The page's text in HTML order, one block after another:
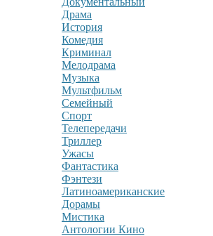
Драма
История
Комедия
Криминал
Мелодрама
Музыка
Мультфильм
Семейный
Спорт
Телепередачи
Триллер
Ужасы
Фантастика
Фэнтези
Латиноамериканские
Дорамы
Мистика
Антологии Кино